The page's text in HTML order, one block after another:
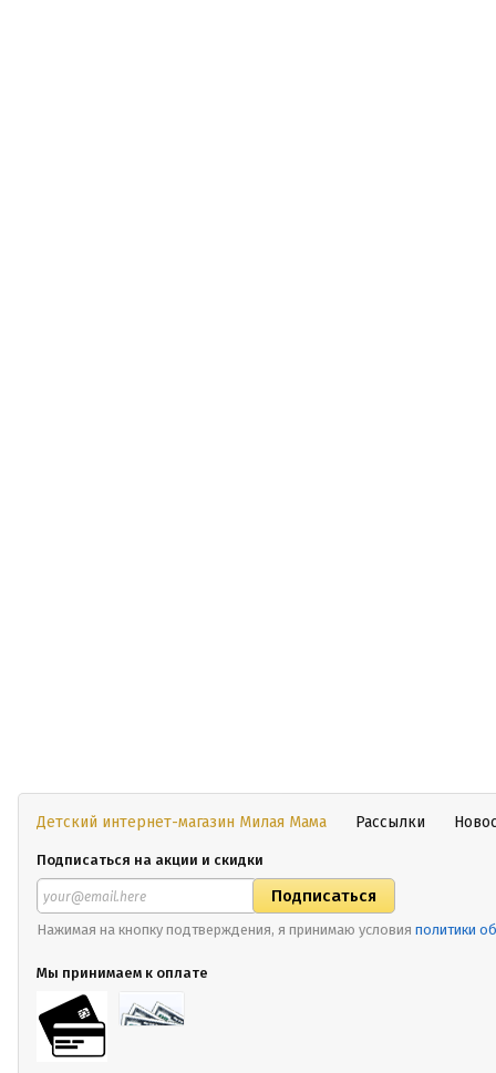
Детский интернет-магазин Милая Мама Рассылки
Подписаться на акции и скидки
Нажимая на кнопку подтверждения, я принимаю условия политики
Мы принимаем к оплате